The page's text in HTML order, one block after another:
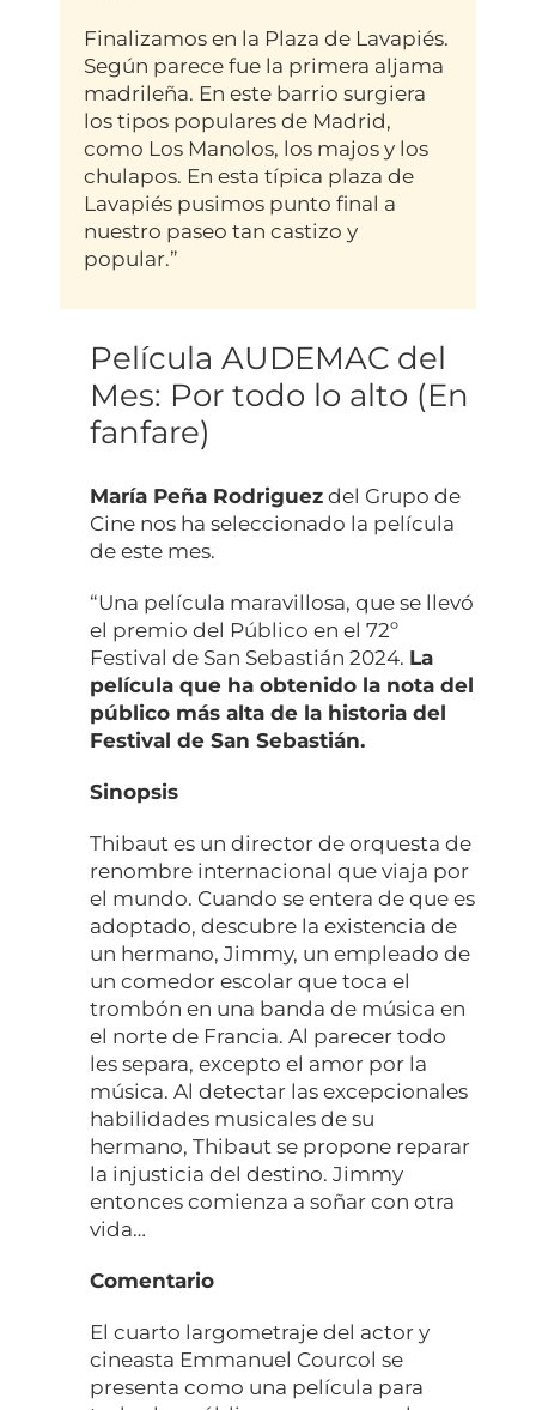
Finalizamos en la Plaza de Lavapiés.
Según parece fue la primera aljama
madrileña. En este barrio surgiera
los tipos populares de Madrid,
como Los Manolos, los majos y los
chulapos. En esta típica plaza de
Lavapiés pusimos punto final a
nuestro paseo tan castizo y
popular.”
Película AUDEMAC del
Mes: Por todo lo alto (En
fanfare)
María Peña Rodriguezdel Grupo de
Cine nos ha seleccionado la película
de este mes.
“Una película maravillosa, que se llevó
el premio del Público en el 72º
Festival de San Sebastián 2024. La
película que ha obtenido la nota del
público más alta de la historia del
Festival de San Sebastián.
Sinopsis
Thibaut es un director de orquesta de
renombre internacional que viaja por
el mundo. Cuando se entera de que es
adoptado, descubre la existencia de
un hermano, Jimmy, un empleado de
un comedor escolar que toca el
trombón en una banda de música en
el norte de Francia. Al parecer todo
les separa, excepto el amor por la
música. Al detectar las excepcionales
habilidades musicales de su
hermano, Thibaut se propone reparar
la injusticia del destino. Jimmy
entonces comienza a soñar con otra
vida…
Comentario
El cuarto largometraje del actor y
cineasta Emmanuel Courcol se
presenta como una película para